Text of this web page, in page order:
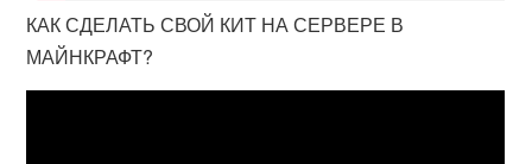
КАК СДЕЛАТЬ СВОЙ КИТ НА СЕРВЕРЕ В
МАЙНКРАФТ?